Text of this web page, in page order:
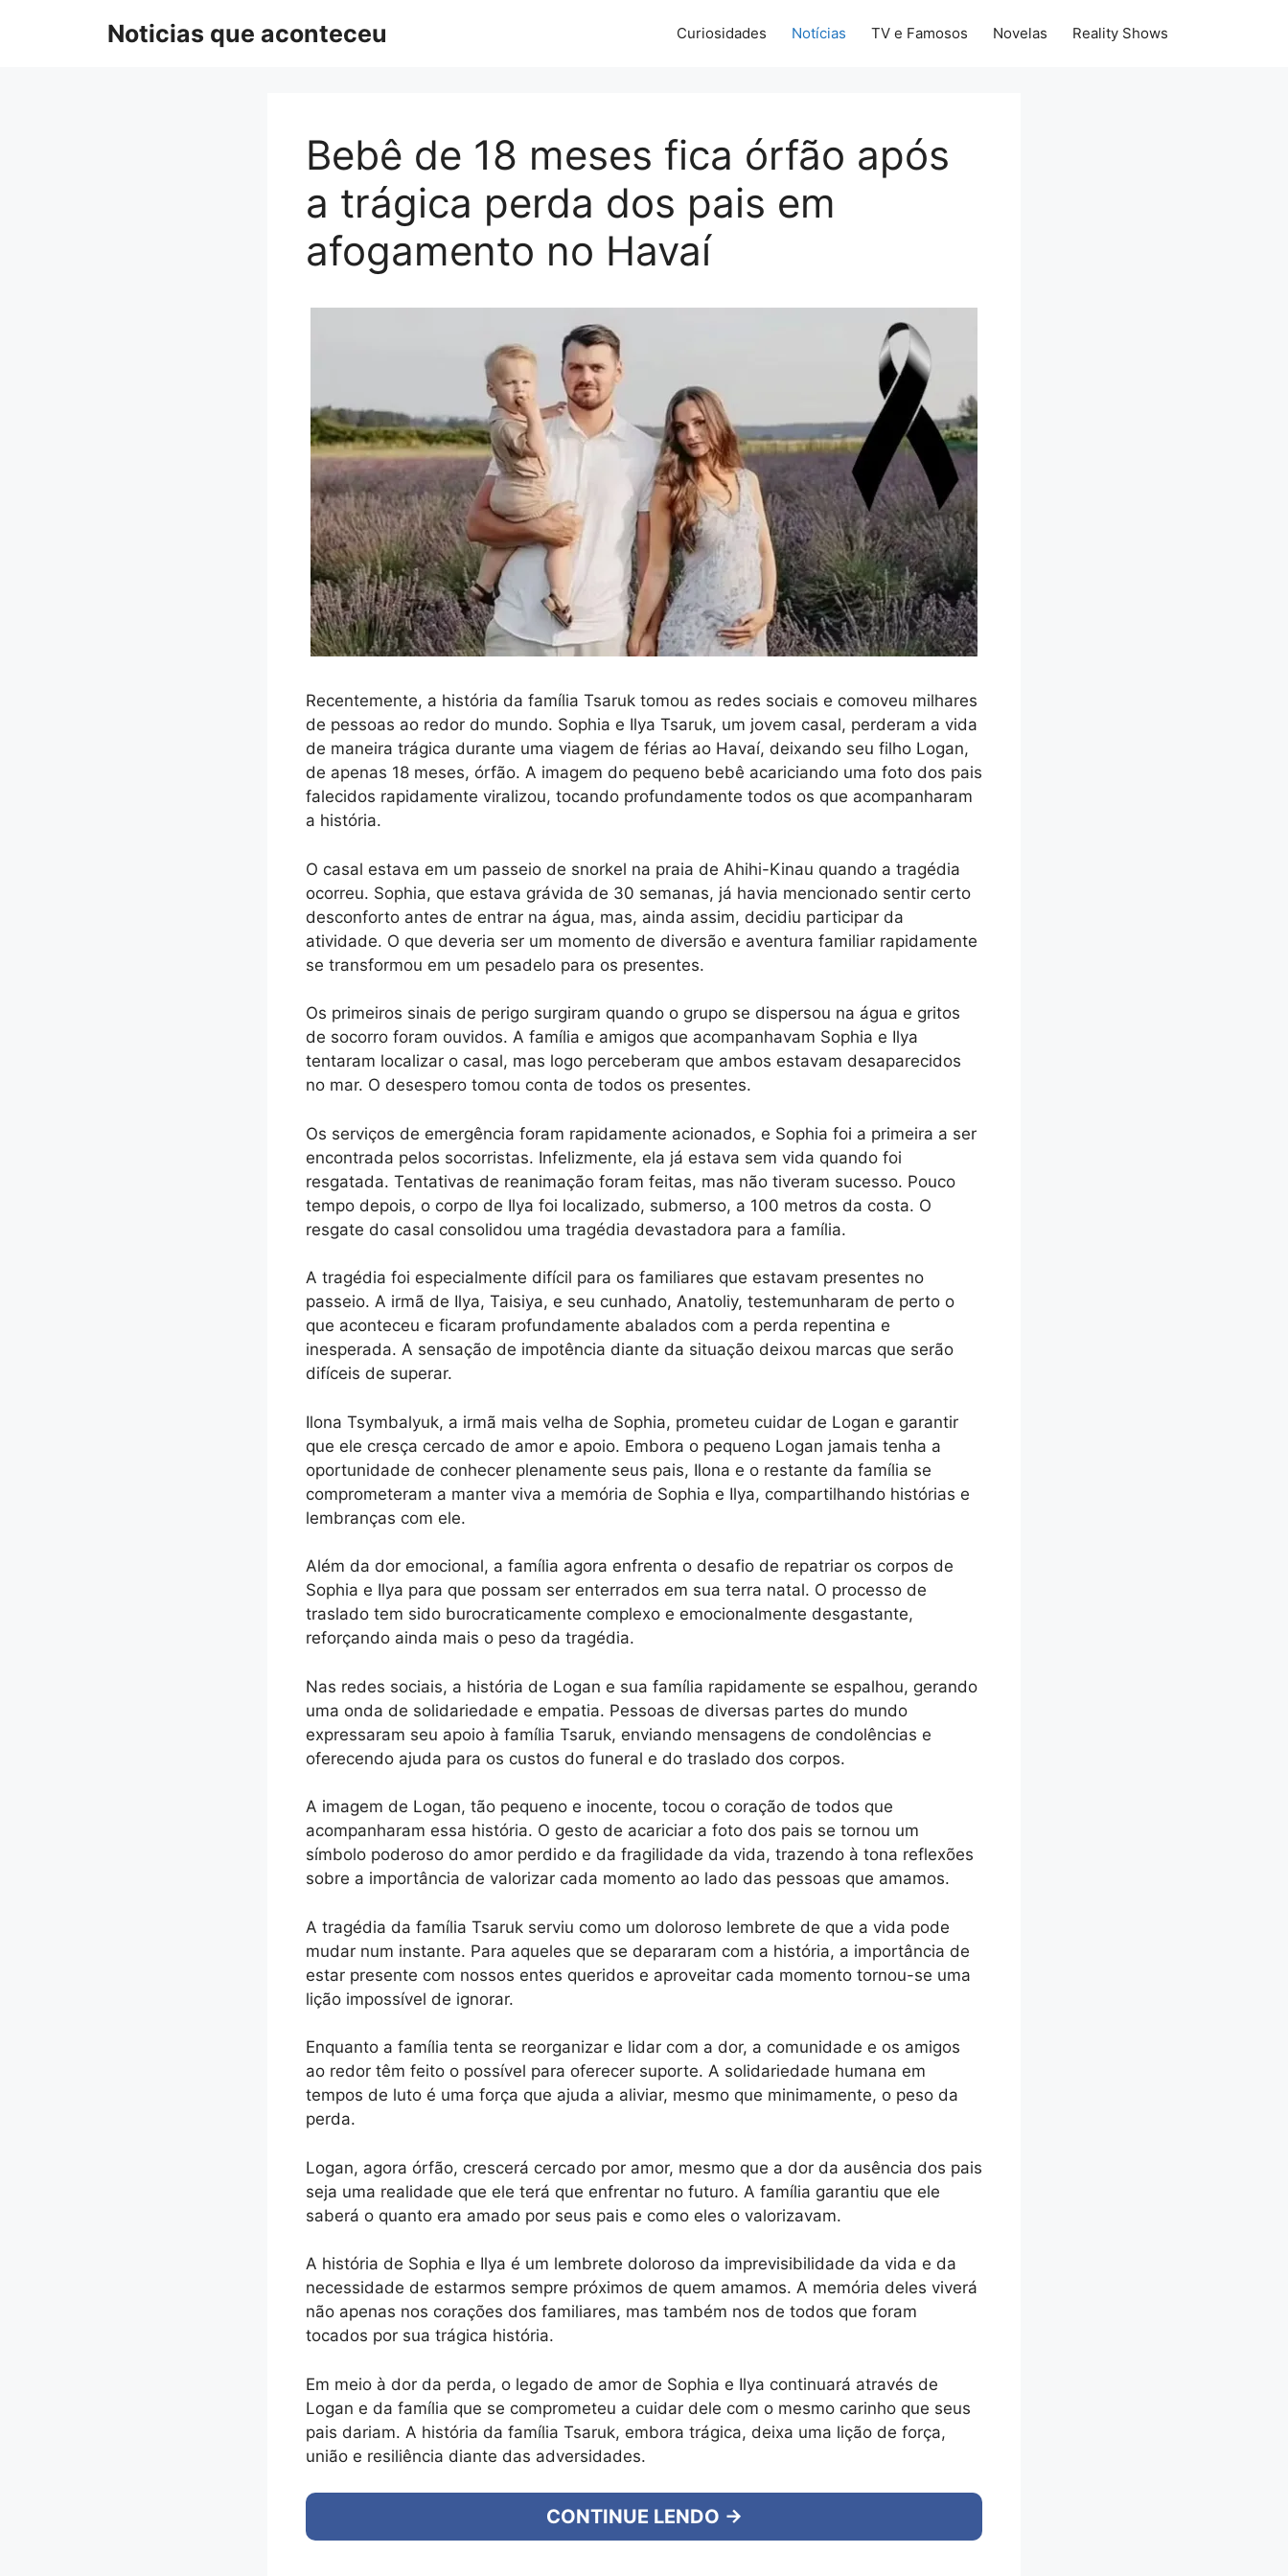
Noticias que aconteceu Curiosidades Notícias TV e Famosos Novelas Reality Shows
Bebê de 18 meses fica órfão após
a trágica perda dos pais em
afogamento no Havaí
Recentemente, a história da família Tsaruk tomou as redes sociais e comoveu milhares
de pessoas ao redor do mundo. Sophia e Ilya Tsaruk, um jovem casal, perderam a vida
de maneira trágica durante uma viagem de férias ao Havaí, deixando seu filho Logan,
de apenas 18 meses, órfão. A imagem do pequeno bebê acariciando uma foto dos pais
falecidos rapidamente viralizou, tocando profundamente todos os que acompanharam
a história.
O casal estava em um passeio de snorkel na praia de Ahihi-Kinau quando a tragédia
ocorreu. Sophia, que estava grávida de 30 semanas, já havia mencionado sentir certo
desconforto antes de entrar na água, mas, ainda assim, decidiu participar da
atividade. O que deveria ser um momento de diversão e aventura familiar rapidamente
se transformou em um pesadelo para os presentes.
Os primeiros sinais de perigo surgiram quando o grupo se dispersou na água e gritos
de socorro foram ouvidos. A família e amigos que acompanhavam Sophia e Ilya
tentaram localizar o casal, mas logo perceberam que ambos estavam desaparecidos
no mar. O desespero tomou conta de todos os presentes.
Os serviços de emergência foram rapidamente acionados, e Sophia foi a primeira a ser
encontrada pelos socorristas. Infelizmente, ela já estava sem vida quando foi
resgatada. Tentativas de reanimação foram feitas, mas não tiveram sucesso. Pouco
tempo depois, o corpo de Ilya foi localizado, submerso, a 100 metros da costa. O
resgate do casal consolidou uma tragédia devastadora para a família.
A tragédia foi especialmente difícil para os familiares que estavam presentes no
passeio. A irmã de Ilya, Taisiya, e seu cunhado, Anatoliy, testemunharam de perto o
que aconteceu e ficaram profundamente abalados com a perda repentina e
inesperada. A sensação de impotência diante da situação deixou marcas que serão
difíceis de superar.
Ilona Tsymbalyuk, a irmã mais velha de Sophia, prometeu cuidar de Logan e garantir
que ele cresça cercado de amor e apoio. Embora o pequeno Logan jamais tenha a
oportunidade de conhecer plenamente seus pais, Ilona e o restante da família se
comprometeram a manter viva a memória de Sophia e Ilya, compartilhando histórias e
lembranças com ele.
Além da dor emocional, a família agora enfrenta o desafio de repatriar os corpos de
Sophia e Ilya para que possam ser enterrados em sua terra natal. O processo de
traslado tem sido burocraticamente complexo e emocionalmente desgastante,
reforçando ainda mais o peso da tragédia.
Nas redes sociais, a história de Logan e sua família rapidamente se espalhou, gerando
uma onda de solidariedade e empatia. Pessoas de diversas partes do mundo
expressaram seu apoio à família Tsaruk, enviando mensagens de condolências e
oferecendo ajuda para os custos do funeral e do traslado dos corpos.
A imagem de Logan, tão pequeno e inocente, tocou o coração de todos que
acompanharam essa história. O gesto de acariciar a foto dos pais se tornou um
símbolo poderoso do amor perdido e da fragilidade da vida, trazendo à tona reflexões
sobre a importância de valorizar cada momento ao lado das pessoas que amamos.
A tragédia da família Tsaruk serviu como um doloroso lembrete de que a vida pode
mudar num instante. Para aqueles que se depararam com a história, a importância de
estar presente com nossos entes queridos e aproveitar cada momento tornou-se uma
lição impossível de ignorar.
Enquanto a família tenta se reorganizar e lidar com a dor, a comunidade e os amigos
ao redor têm feito o possível para oferecer suporte. A solidariedade humana em
tempos de luto é uma força que ajuda a aliviar, mesmo que minimamente, o peso da
perda.
Logan, agora órfão, crescerá cercado por amor, mesmo que a dor da ausência dos pais
seja uma realidade que ele terá que enfrentar no futuro. A família garantiu que ele
saberá o quanto era amado por seus pais e como eles o valorizavam.
A história de Sophia e Ilya é um lembrete doloroso da imprevisibilidade da vida e da
necessidade de estarmos sempre próximos de quem amamos. A memória deles viverá
não apenas nos corações dos familiares, mas também nos de todos que foram
tocados por sua trágica história.
Em meio à dor da perda, o legado de amor de Sophia e Ilya continuará através de
Logan e da família que se comprometeu a cuidar dele com o mesmo carinho que seus
pais dariam. A história da família Tsaruk, embora trágica, deixa uma lição de força,
união e resiliência diante das adversidades.
CONTINUE LENDO →